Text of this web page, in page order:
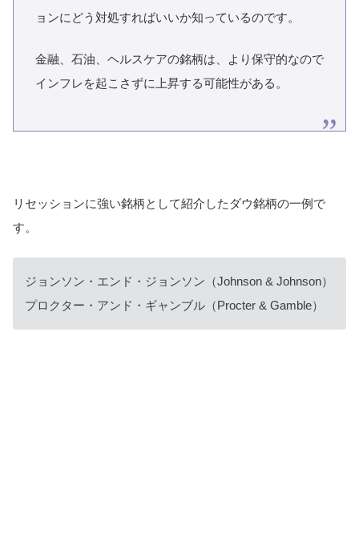
ョンにどう対処すればいいか知っているのです。
金融、石油、ヘルスケアの銘柄は、より保守的なので
インフレを起こさずに上昇する可能性がある。
リセッションに強い銘柄として紹介したダウ銘柄の一例で
す。
ジョンソン・エンド・ジョンソン（Johnson & Johnson）
プロクター・アンド・ギャンブル（Procter & Gamble）